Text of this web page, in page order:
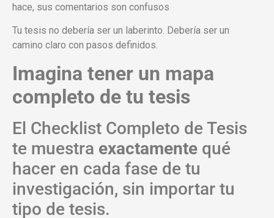
hace, sus comentarios son confusos
Tu tesis no debería ser un laberinto. Debería ser un
camino claro con pasos definidos.
Imagina tener un mapa
completo de tu tesis
El Checklist Completo de Tesis
te muestra exactamente qué
hacer en cada fase de tu
investigación, sin importar tu
tipo de tesis.